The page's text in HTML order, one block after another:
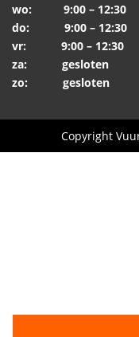
wo: 9:00 – 12:30
do: 9:00 – 12:30
vr: 9:00 – 12:30
za: gesloten
zo: gesloten
Copyright